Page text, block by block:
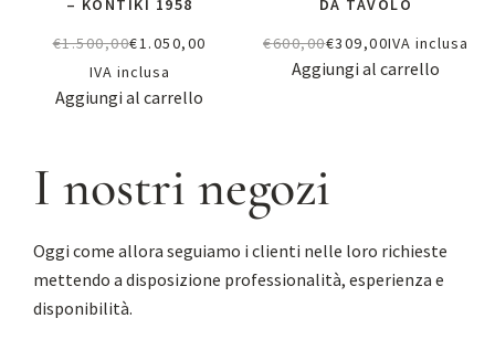
– KONTIKI 1958
€1.500,00€1.050,00
IVA inclusa
Aggiungi al carrello
DA TAVOLO
€600,00€309,00IVA inclusa
Aggiungi al carrello
I nostri negozi
Oggi come allora seguiamo i clienti nelle loro richieste
mettendo a disposizione professionalità, esperienza e
disponibilità.